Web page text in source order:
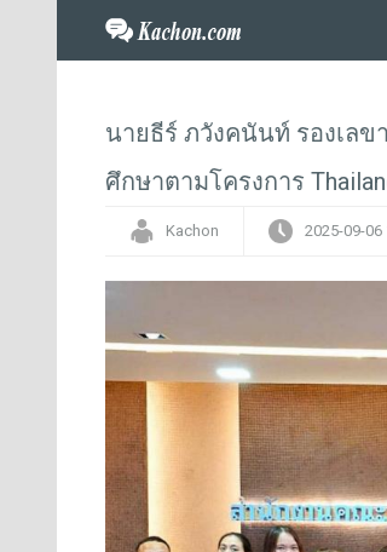
นายธีร์ ภวังคนันท์ รองเลข
ศึกษาตามโครงการ
Kachon 2025-09-06